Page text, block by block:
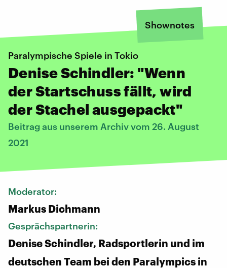
Shownotes
Paralympische Spiele in Tokio
Denise Schindler: "Wenn
der Startschuss fällt, wird
der Stachel ausgepackt"
Beitrag aus unserem Archiv vom 26. August
2021
Moderator:
Markus Dichmann
Gesprächspartnerin:
Denise Schindler, Radsportlerin und im
deutschen Team bei den Paralympics in